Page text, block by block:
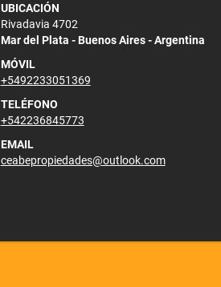
UBICACIÓN
Rivadavia 4702
Mar del Plata - Buenos Aires - Argentina
MÓVIL
+5492233051369
TELÉFONO
+542236845773
EMAIL
ceabepropiedades@outlook.com